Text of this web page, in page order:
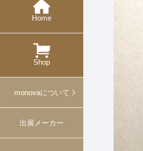
Home
Shop
monovaについて
プロデュース
ギフト・ノベル
出展メーカー
プレスリリ